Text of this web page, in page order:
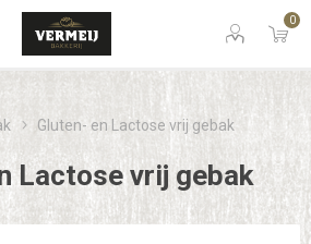
0
Gluten- en Lactose vrij gebak
Lactose vrij gebak